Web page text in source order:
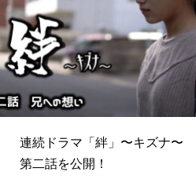
連続ドラマ「絆」〜キズナ〜
第二話を公開！